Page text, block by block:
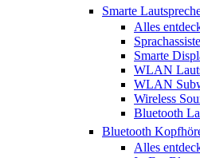
Smarte
Alles
Smarte
WLAN
WLAN
Wireless
Bluetooth
Bluetooth
Alles